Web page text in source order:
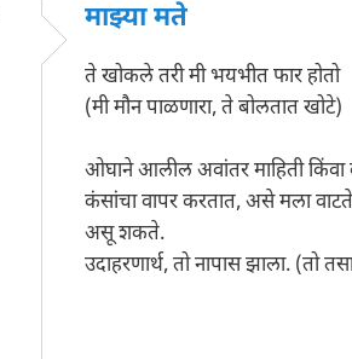
माझ्या मते
ते खोकले तरी मी भयभीत फार होतो
(मी मौन पाळणारा, ते बोलतात खोटे)
ओघाने आलील अवांतर माहिती किंवा
कंसांचा वापर करतात, असे मला
असू शकते.
उदाहरणार्थ, तो नापास झाला. (तो